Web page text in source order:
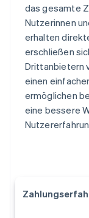
das gesamte
Nutzerinnen
erhalten
erschließen
Drittanbietern
einen
ermöglichen
eine bessere